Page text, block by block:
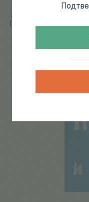
Пикассо и др.